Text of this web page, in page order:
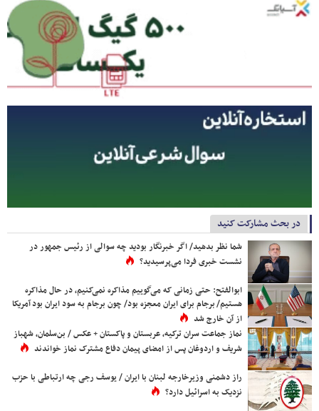
در بحث مشارکت کنید
شما نظر بدهید/ اگر خبرنگار بودید چه سوالی از رئیس جمهور در
نشست خبری فردا می‌پرسیدید؟
ابوالفتح: حتی زمانی که می‌گوییم مذاکره نمی‌کنیم، در حال مذاکره
هستیم/ برجام برای ایران معجزه بود/ چون برجام به سود ایران بود آمریکا
از آن خارج شد
نماز جماعت سران ترکیه، عربستان و پاکستان + عکس / بن‌سلمان، شهباز
شریف و اردوغان پس از امضای پیمان دفاع مشترک نماز خواندند
راز دشمنی وزیرخارجه لبنان با ایران / یوسف رجی چه ارتباطی با حزب
نزدیک به اسرائیل دارد؟